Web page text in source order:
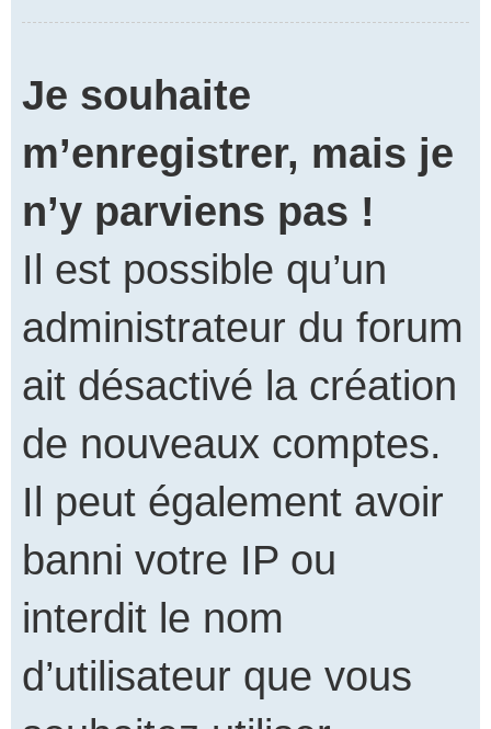
Je souhaite
m’enregistrer, mais je
n’y parviens pas !
Il est possible qu’un
administrateur du forum
ait désactivé la création
de nouveaux comptes.
Il peut également avoir
banni votre IP ou
interdit le nom
d’utilisateur que vous